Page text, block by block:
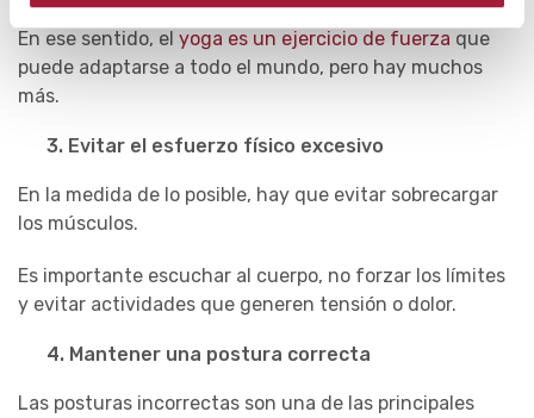
En ese sentido, el yoga es un ejercicio de fuerza que
puede adaptarse a todo el mundo, pero hay muchos
más.
3. Evitar el esfuerzo físico excesivo
En la medida de lo posible, hay que evitar sobrecargar
los músculos.
Es importante escuchar al cuerpo, no forzar los límites
y evitar actividades que generen tensión o dolor.
4. Mantener una postura correcta
Las posturas incorrectas son una de las principales